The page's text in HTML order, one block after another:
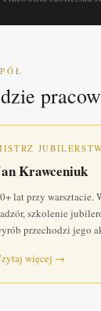
Krawceniuk
lat przy warsztacie.
szkolenie
przechodzi jego
więcej →